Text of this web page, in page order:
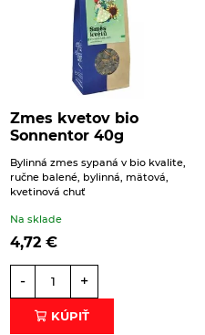
Zmes kvetov bio
Sonnentor 40g
Bylinná zmes sypaná v bio kvalite,
ručne balené, bylinná, mätová,
kvetinová chuť
Na sklade
4,72 €
- +
KÚPIŤ